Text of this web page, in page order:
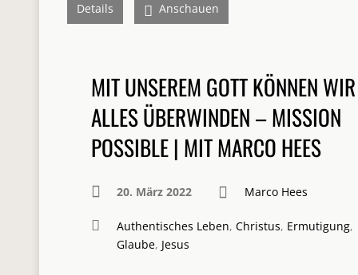
Details Anschauen
MIT UNSEREM GOTT KÖNNEN WIR
ALLES ÜBERWINDEN – MISSION
POSSIBLE | MIT MARCO HEES
20. März 2022 Marco Hees
Authentisches Leben, Christus, Ermutigung,
Glaube, Jesus